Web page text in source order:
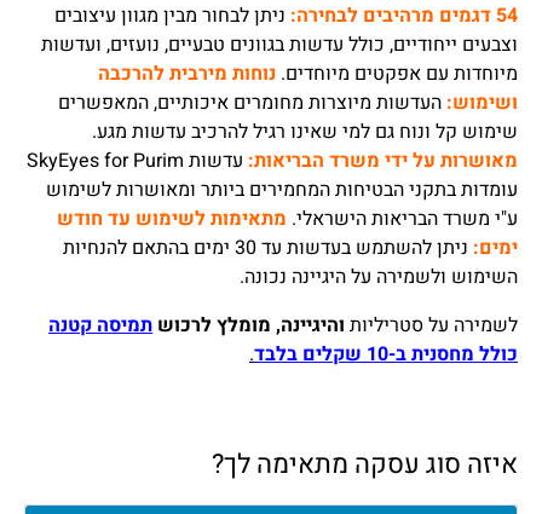
54 דגמים מרהיבים לבחירה:
ניתן לבחור מבין מגוון עיצובים
וצבעים ייחודיים, כולל עדשות בגוונים טבעיים, נועזים, ועדשות
מיוחדות עם אפקטים מיוחדים. נוחות מירבית להרכבה
ושימוש: העדשות מיוצרות מחומרים איכותיים, המאפשרים
שימוש קל ונוח גם למי שאינו רגיל להרכיב עדשות מגע.
מאושרות על ידי משרד הבריאות:
עדשות SkyEyes for Purim
עומדות בתקני הבטיחות המחמירים ביותר ומאושרות לשימוש
ע"י משרד הבריאות הישראלי. מתאימות לשימוש עד חודש
ימים:
ניתן להשתמש בעדשות עד 30 ימים בהתאם להנחיות
השימוש ולשמירה על היגיינה נכונה.
לשמירה על סטריליות והיגיינה, מומלץ לרכוש תמיסה קטנה
כולל מחסנית ב-10 שקלים בלבד
.
איזה סוג עסקה מתאימה לך?